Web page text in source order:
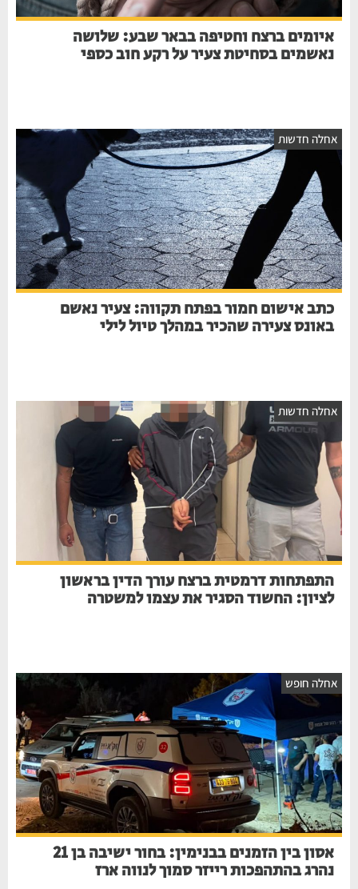
איומים ברצח וחטיפה בבאר שבע: שלושה
נאשמים בסחיטת צעיר על רקע חוב כספי
אחלה חדשות
כתב אישום חמור בפתח תקווה: צעיר נאשם
באונס צעירה שהכיר במהלך טיול לילי
אחלה חדשות
התפתחות דרמטית ברצח עורך הדין בראשון
לציון: החשוד הסגיר את עצמו למשטרה
אחלה חופש
אסון בין הזמנים בבנימין: בחור ישיבה בן 21
נהרג בהתהפכות רייזר סמוך לנווה ארז